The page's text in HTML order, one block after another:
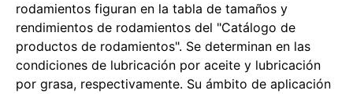
rodamientos figuran en la tabla de tamaños y
rendimientos de rodamientos del "Catálogo de
productos de rodamientos". Se determinan en las
condiciones de lubricación por aceite y lubricación
por grasa, respectivamente. Su ámbito de aplicación